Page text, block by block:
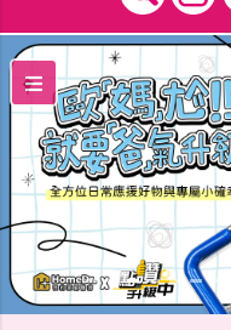
Previous